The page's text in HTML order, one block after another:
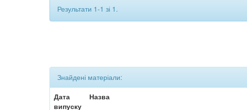
Результати 1-1 зі 1.
Знайдені матеріали:
Дата
випуску
Назва